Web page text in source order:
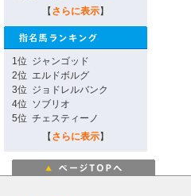
【 さらに表示】
1位 ジャンゴッド
2位 エルドボルグ
3位 ジョドレルバンク
4位 ソブリオ
5位 チェスティーノ
【 さらに表示】